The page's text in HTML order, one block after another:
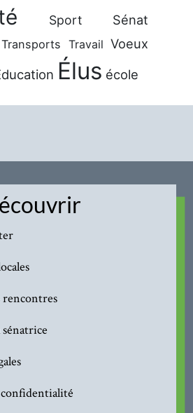
Sport Sénat
Transports Travail Voeux
Élus école
rencontres